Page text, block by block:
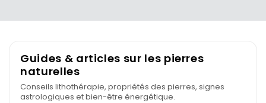
Guides & articles sur les pierres
naturelles
Conseils lithothérapie, propriétés des pierres, signes
astrologiques et bien-être énergétique.